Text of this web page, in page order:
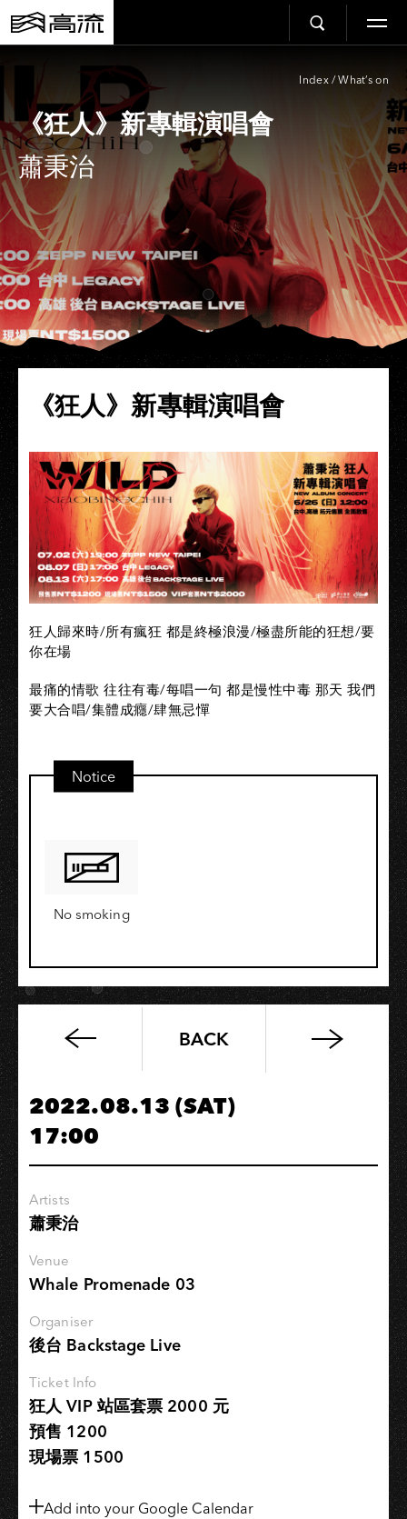
Index / What’s on
《狂人》新專輯演唱會
蕭秉治
《狂人》新專輯演唱會
狂人歸來時/所有瘋狂 都是終極浪漫/極盡所能的狂想/要
你在場
最痛的情歌 往往有毒/每唱一句 都是慢性中毒 那天 我們
要大合唱/集體成癮/肆無忌憚
Notice
No smoking
「卡
卡
不
插
電」
BACK
2022.08.13 (SAT)
17:00
Artists
蕭秉治
Venue
Whale Promenade 03
Organiser
後台 Backstage Live
Ticket Info
狂人 VIP 站區套票 2000 元
預售 1200
現場票 1500
Add into your Google Calendar